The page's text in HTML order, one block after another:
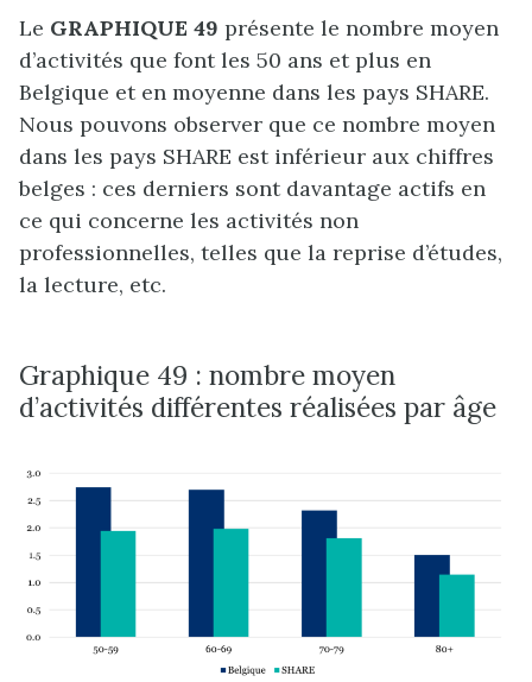
Le GRAPHIQUE 49 présente le nombre moyen
d’activités que font les 50 ans et plus en
Belgique et en moyenne dans les pays SHARE.
Nous pouvons observer que ce nombre moyen
dans les pays SHARE est inférieur aux chiffres
belges : ces derniers sont davantage actifs en
ce qui concerne les activités non
professionnelles, telles que la reprise d’études,
la lecture, etc.
Graphique 49 : nombre moyen
d’activités différentes réalisées par âge